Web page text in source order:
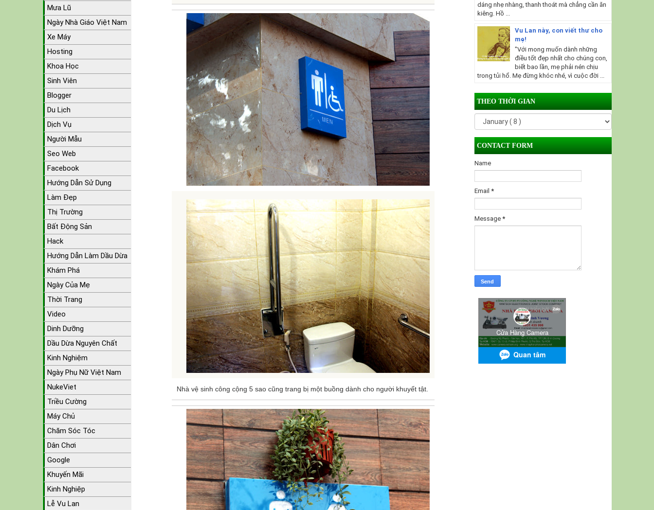
Nhà vệ sinh công cộng 5 sao cũng trang bị một buồng dành cho người khuyết tật.
Mưa Lũ
Ngày Nhà Giáo Việt Nam
Xe Máy
Hosting
Khoa Học
Sinh Viên
Blogger
Du Lịch
Dịch Vụ
Người Mẫu
Seo Web
Facebook
Hướng Dẫn Sử Dụng
Làm Đẹp
Thị Trường
Bất Động Sản
Hack
Hướng Dẫn Làm Dầu Dừa
Khám Phá
Ngày Của Mẹ
Thời Trang
Video
Dinh Dưỡng
Dầu Dừa Nguyên Chất
Kinh Nghiệm
Ngày Phụ Nữ Việt Nam
NukeViet
Triều Cường
Máy Chủ
Chăm Sóc Tóc
Dân Chơi
Google
Khuyến Mãi
Kinh Nghiệp
Lễ Vu Lan
dáng nhẹ nhàng, thanh thoát mà chẳng cần ăn
kiêng. Hồ ...
Vu Lan này, con viết thư cho
mẹ!
"Với mong muốn dành những
điều tốt đẹp nhất cho chúng con,
biết bao lần, mẹ phải nén chịu
trong tủi hổ. Mẹ đừng khóc nhé, vì cuộc đời ...
THEO THỜI GIAN
CONTACT FORM
Name
Email *
Message *